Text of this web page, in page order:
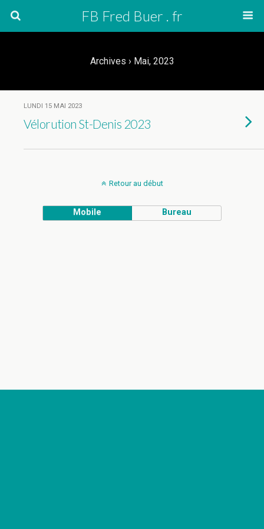
FB Fred Buer . fr
Archives › Mai, 2023
LUNDI 15 MAI 2023
Vélorution St-Denis 2023
Retour au début
Mobile Bureau